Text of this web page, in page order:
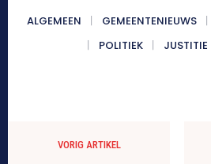
ALGEMEEN GEMEENTENIEUWS
POLITIEK
JUSTITIE
VORIG ARTIKEL